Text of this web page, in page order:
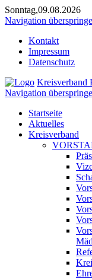
Sonntag,09.08.2026
Navigation
Kontakt
Impressum
Datenschutz
Kreisverband
Navigation
Startseite
Aktuelles
Kreisverband